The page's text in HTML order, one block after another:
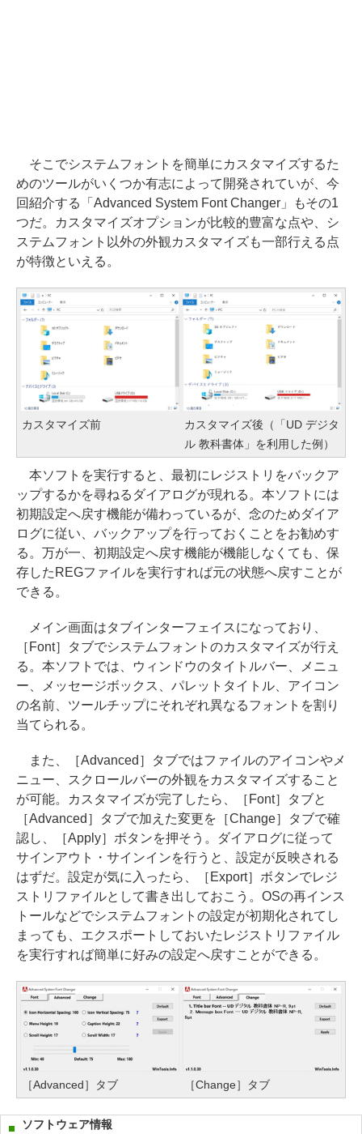
そこでシステムフォントを簡単にカスタマイズするた
めのツールがいくつか有志によって開発されていが、今
回紹介する「Advanced System Font Changer」もその1
つだ。カスタマイズオプションが比較的豊富な点や、シ
ステムフォント以外の外観カスタマイズも一部行える点
が特徴といえる。
カスタマイズ前
カスタマイズ後（「UD デジタ
ル 教科書体」を利用した例）
本ソフトを実行すると、最初にレジストリをバックア
ップするかを尋ねるダイアログが現れる。本ソフトには
初期設定へ戻す機能が備わっているが、念のためダイア
ログに従い、バックアップを行っておくことをお勧めす
る。万が一、初期設定へ戻す機能が機能しなくても、保
存したREGファイルを実行すれば元の状態へ戻すことが
できる。
メイン画面はタブインターフェイスになっており、
［Font］タブでシステムフォントのカスタマイズが行え
る。本ソフトでは、ウィンドウのタイトルバー、メニュ
ー、メッセージボックス、パレットタイトル、アイコン
の名前、ツールチップにそれぞれ異なるフォントを割り
当てられる。
また、［Advanced］タブではファイルのアイコンやメ
ニュー、スクロールバーの外観をカスタマイズすること
が可能。カスタマイズが完了したら、［Font］タブと
［Advanced］タブで加えた変更を［Change］タブで確
認し、［Apply］ボタンを押そう。ダイアログに従って
サインアウト・サインインを行うと、設定が反映される
はずだ。設定が気に入ったら、［Export］ボタンでレジ
ストリファイルとして書き出しておこう。OSの再インス
トールなどでシステムフォントの設定が初期化されてし
まっても、エクスポートしておいたレジストリファイル
を実行すれば簡単に好みの設定へ戻すことができる。
［Advanced］タブ ［Change］タブ
ソフトウェア情報